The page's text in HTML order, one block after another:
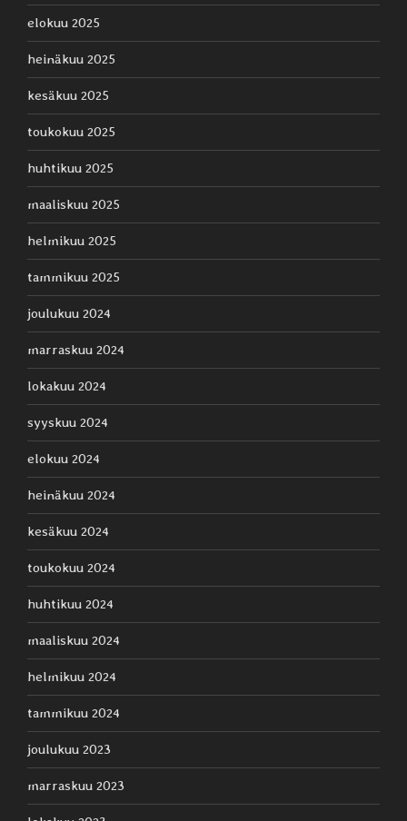
elokuu 2025
heinäkuu 2025
kesäkuu 2025
toukokuu 2025
huhtikuu 2025
maaliskuu 2025
helmikuu 2025
tammikuu 2025
joulukuu 2024
marraskuu 2024
lokakuu 2024
syyskuu 2024
elokuu 2024
heinäkuu 2024
kesäkuu 2024
toukokuu 2024
huhtikuu 2024
maaliskuu 2024
helmikuu 2024
tammikuu 2024
joulukuu 2023
marraskuu 2023